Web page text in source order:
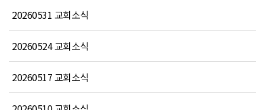
20260531 교회소식
20260524 교회소식
20260517 교회소식